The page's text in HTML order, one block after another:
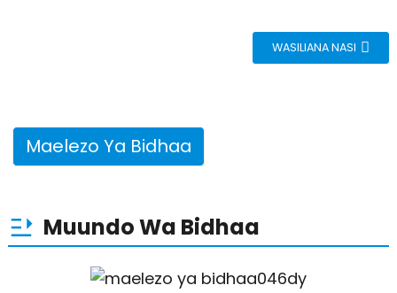
WASILIANA NASI
Maelezo Ya Bidhaa
Muundo Wa Bidhaa